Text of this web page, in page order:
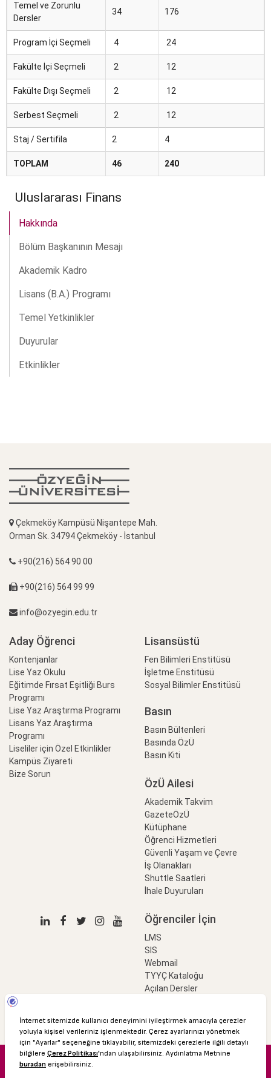
Temel ve Zorunlu
Dersler
34 176
Program İçi Seçmeli 4 24
Fakülte İçi Seçmeli 2 12
Fakülte Dışı Seçmeli 2 12
Serbest Seçmeli 2 12
Staj / Sertifila 2 4
TOPLAM 46 240
Uluslararası Finans
Hakkında
Bölüm Başkanının Mesajı
Akademik Kadro
Lisans (B.A.) Programı
Temel Yetkinlikler
Duyurular
Etkinlikler
Çekmeköy Kampüsü Nişantepe Mah.
Orman Sk. 34794 Çekmeköy - İstanbul
+90(216) 564 90 00
+90(216) 564 99 99
info@ozyegin.edu.tr
Aday Öğrenci
Kontenjanlar
Lise Yaz Okulu
Eğitimde Fırsat Eşitliği Burs
Programı
Lise Yaz Araştırma Programı
Lisans Yaz Araştırma
Programı
Liseliler için Özel Etkinlikler
Kampüs Ziyareti
Bize Sorun
Lisansüstü
Fen Bilimleri Enstitüsü
İşletme Enstitüsü
Sosyal Bilimler Enstitüsü
Basın
Basın Bültenleri
Basında ÖzÜ
Basın Kiti
ÖzÜ Ailesi
Akademik Takvim
GazeteÖzÜ
Kütüphane
Öğrenci Hizmetleri
Güvenli Yaşam ve Çevre
İş Olanakları
Shuttle Saatleri
İhale Duyuruları
Öğrenciler İçin
LMS
SIS
Webmail
TYYÇ Kataloğu
Açılan Dersler
© 2016 Özyeğin Üniversitesi